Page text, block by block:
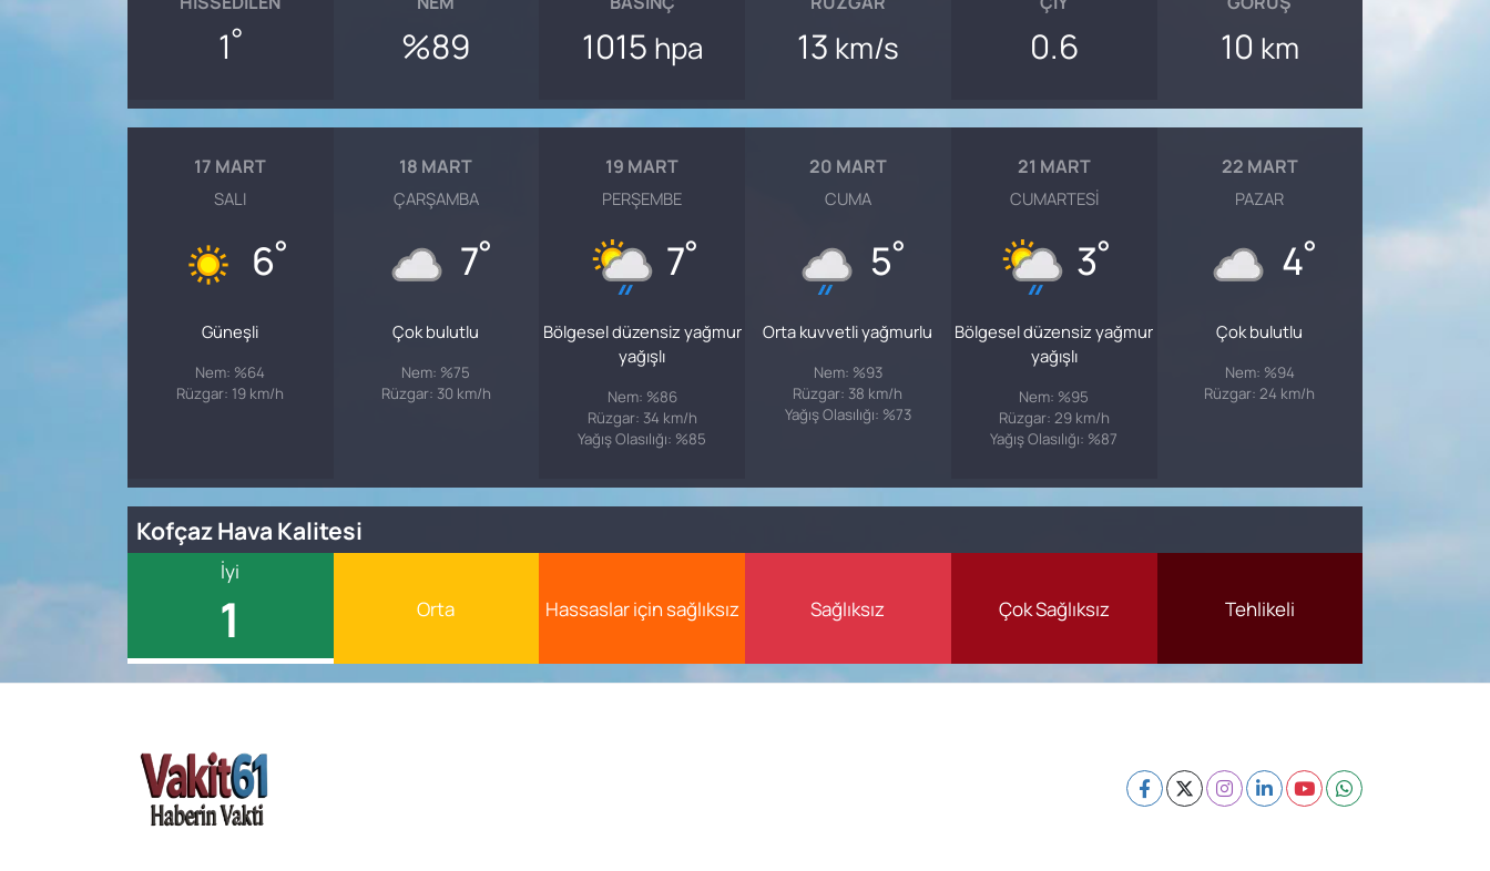
1° %89 1015 hpa 13 km/s 0.6 10 km
17 MART
SALI
6°
Güneşli
Nem: %64
Rüzgar: 19 km/h
18 MART
ÇARŞAMBA
7°
Çok bulutlu
Nem: %75
Rüzgar: 30 km/h
19 MART
PERŞEMBE
7°
Bölgesel düzensiz yağmur
yağışlı
Nem: %86
Rüzgar: 34 km/h
Yağış Olasılığı: %85
20 MART
CUMA
5°
Orta kuvvetli yağmurlu
Nem: %93
Rüzgar: 38 km/h
Yağış Olasılığı: %73
21 MART
CUMARTESI
3°
Bölgesel düzensiz yağmur
yağışlı
Nem: %95
Rüzgar: 29 km/h
Yağış Olasılığı: %87
22 MART
PAZAR
4°
Çok bulutlu
Nem: %94
Rüzgar: 24 km/h
Kofçaz Hava Kalitesi
İyi
1 Orta Hassaslar için sağlıksız Sağlıksız Çok Sağlıksız Tehlikeli